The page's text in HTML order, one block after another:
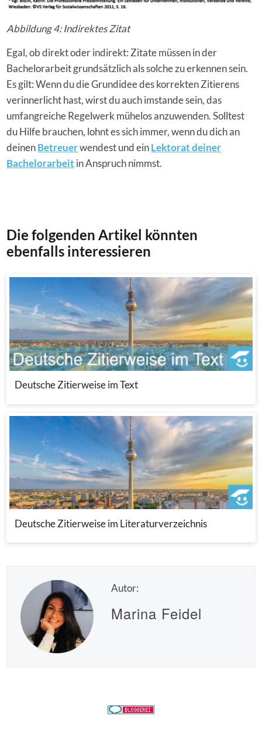
Abbildung 4: Indirektes Zitat
Egal, ob direkt oder indirekt: Zitate müssen in der
Bachelorarbeit grundsätzlich als solche zu erkennen sein.
Es gilt: Wenn du die Grundidee des korrekten Zitierens
verinnerlicht hast, wirst du auch imstande sein, das
umfangreiche Regelwerk mühelos anzuwenden. Solltest
du Hilfe brauchen, lohnt es sich immer, wenn du dich an
deinenBetreuerwendest und einLektorat deiner
Bachelorarbeit in Anspruch nimmst.
Die folgenden Artikel könnten
ebenfalls interessieren
Deutsche Zitierweise im Text
Deutsche Zitierweise im Literaturverzeichnis
Autor:
Marina Feidel